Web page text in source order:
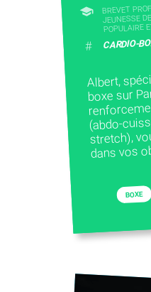
BREVET
JEUNESSE
POPULAIRE
# CARDIO-
Albert,
boxe sur
(abdo-
stretch),
dans vos
BOXE